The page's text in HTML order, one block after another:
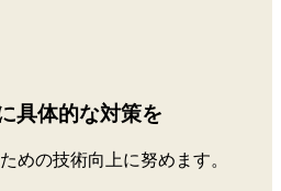
具体的な対策を
めの技術向上に努めます。